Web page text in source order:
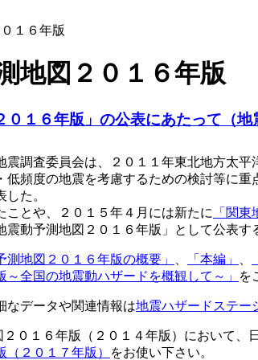
１６年版
地図２０１６年版
０１６年版」の公表にあたって（地
調査委員会は、２０１１年東北地方太
低頻度の地震を考慮するための検討等に
した。
とや、２０１５年４月には新たに
「関
動予測地図２０１６年版」として公表す
測地図２０１６年版の概要」 「本編」
全国の地震動ハザードを概観して～」
を
なデータや関連情報は地震ハザードステー
０１６年版（２０１４年版）において、
（２０１７年版） をお使い下さい。